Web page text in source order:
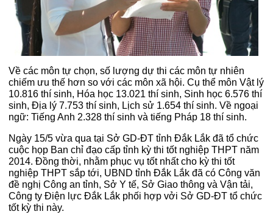
Về các môn tự chọn, số lượng dự thi các môn tự nhiên
chiếm ưu thế hơn so với các môn xã hội. Cụ thể môn Vật lý
10.816 thí sinh, Hóa học 13.021 thí sinh, Sinh học 6.576 thí
sinh, Địa lý 7.753 thí sinh, Lịch sử 1.654 thí sinh. Về ngoại
ngữ: Tiếng Anh 2.328 thí sinh và tiếng Pháp 18 thí sinh.
Ngày 15/5 vừa qua tại Sở GD-ĐT tỉnh Đắk Lắk đã tổ chức
cuộc họp Ban chỉ đạo cấp tỉnh kỳ thi tốt nghiệp THPT năm
2014. Đồng thời, nhằm phục vụ tốt nhất cho kỳ thi tốt
nghiệp THPT sắp tới, UBND tỉnh Đắk Lắk đã có Công văn
đề nghị Công an tỉnh, Sở Y tế, Sở Giao thông và Vận tải,
Công ty Điện lực Đắk Lắk phối hợp vởi Sở GD-ĐT tổ chức
tốt kỳ thi này.